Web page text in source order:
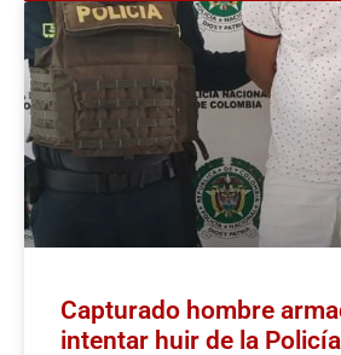
Capturado hombre
intentar huir de la